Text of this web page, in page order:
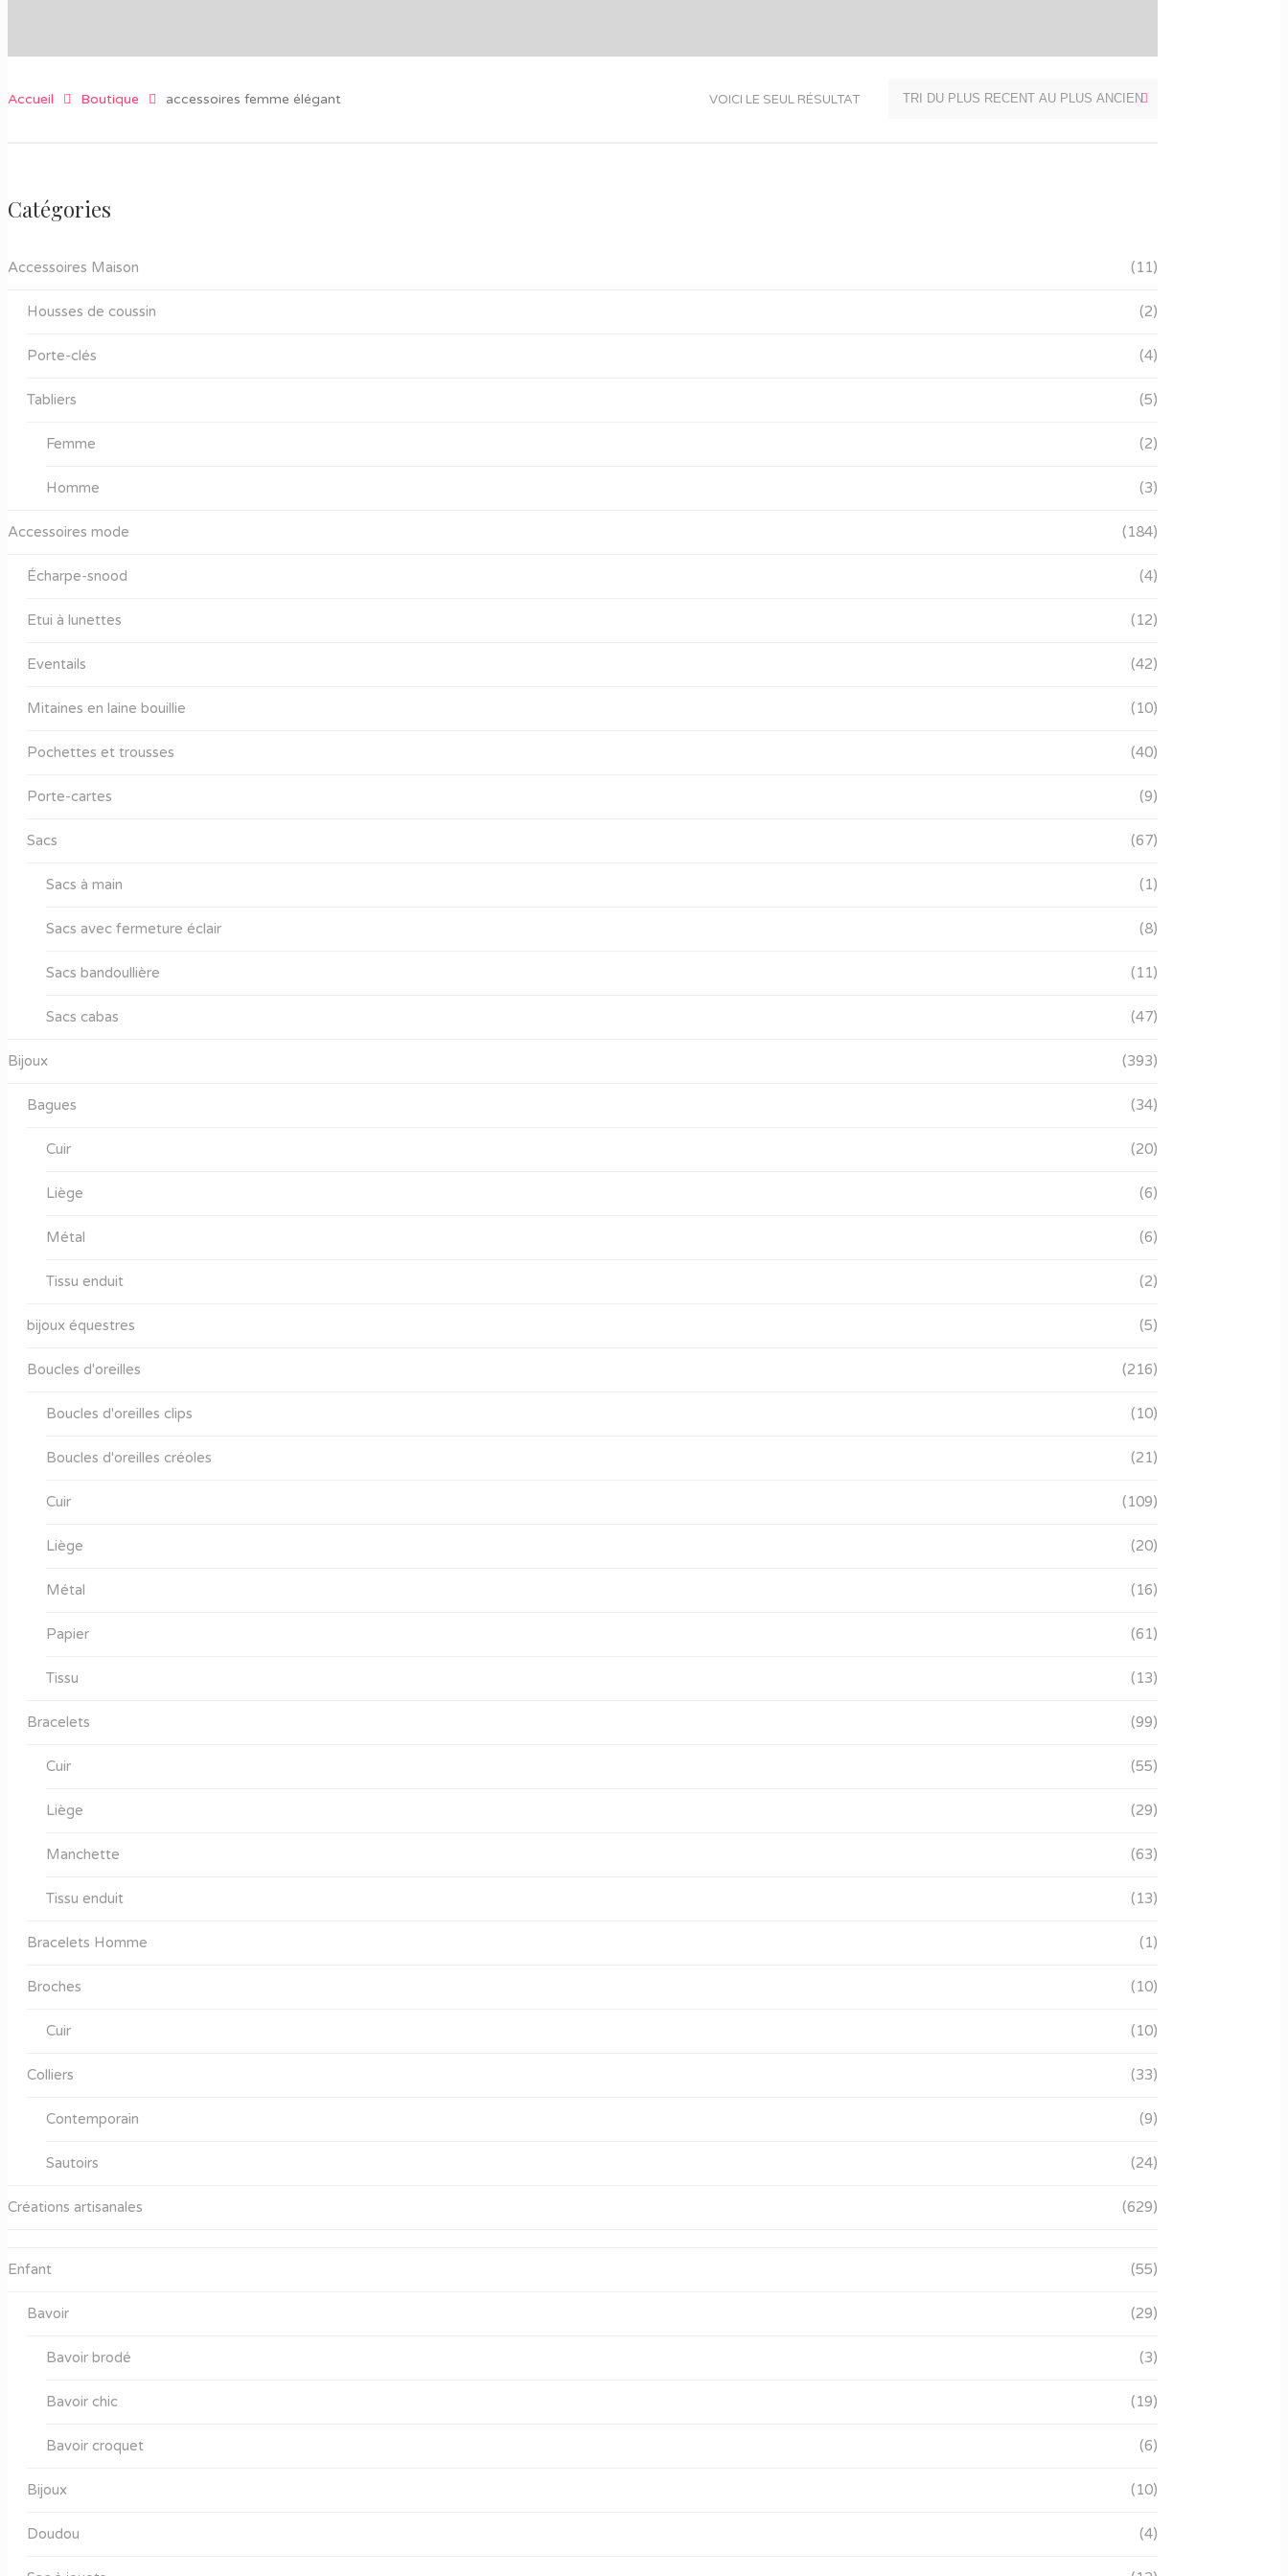
Accueil Boutique accessoires femme élégant VOICI LE SEUL RÉSULTAT
Catégories
Accessoires Maison (11)
Housses de coussin (2)
Porte-clés (4)
Tabliers (5)
Femme (2)
Homme (3)
Accessoires mode (184)
Écharpe-snood (4)
Etui à lunettes (12)
Eventails (42)
Mitaines en laine bouillie (10)
Pochettes et trousses (40)
Porte-cartes (9)
Sacs (67)
Sacs à main (1)
Sacs avec fermeture éclair (8)
Sacs bandoullière (11)
Sacs cabas (47)
Bijoux (393)
Bagues (34)
Cuir (20)
Liège (6)
Métal (6)
Tissu enduit (2)
bijoux équestres (5)
Boucles d'oreilles (216)
Boucles d'oreilles clips (10)
Boucles d'oreilles créoles (21)
Cuir (109)
Liège (20)
Métal (16)
Papier (61)
Tissu (13)
Bracelets (99)
Cuir (55)
Liège (29)
Manchette (63)
Tissu enduit (13)
Bracelets Homme (1)
Broches (10)
Cuir (10)
Colliers (33)
Contemporain (9)
Sautoirs (24)
Créations artisanales (629)
Enfant (55)
Bavoir (29)
Bavoir brodé (3)
Bavoir chic (19)
Bavoir croquet (6)
Bijoux (10)
Doudou (4)